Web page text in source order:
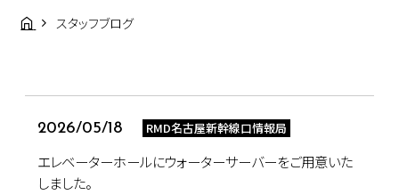
スタッフブログ
2026/05/18 RMD名古屋新幹線口情報局
エレベーターホールにウォーターサーバーをご用意いた
しました。